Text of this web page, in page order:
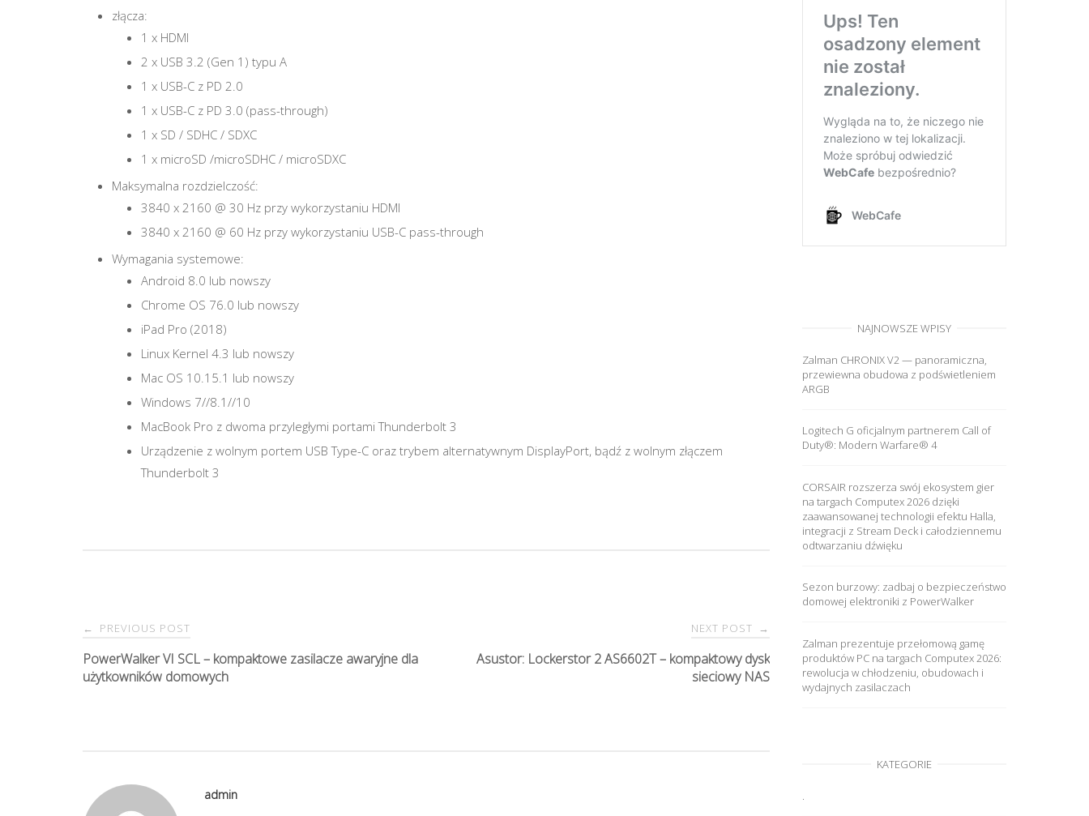
złącza:
1 x HDMI
2 x USB 3.2 (Gen 1) typu A
1 x USB-C z PD 2.0
1 x USB-C z PD 3.0 (pass-through)
1 x SD / SDHC / SDXC
1 x microSD /microSDHC / microSDXC
Maksymalna rozdzielczość:
3840 x 2160 @ 30 Hz przy wykorzystaniu HDMI
3840 x 2160 @ 60 Hz przy wykorzystaniu USB-C pass-through
Wymagania systemowe:
Android 8.0 lub nowszy
Chrome OS 76.0 lub nowszy
iPad Pro (2018)
Linux Kernel 4.3 lub nowszy
Mac OS 10.15.1 lub nowszy
Windows 7//8.1//10
MacBook Pro z dwoma przyległymi portami Thunderbolt 3
Urządzenie z wolnym portem USB Type-C oraz trybem alternatywnym DisplayPort, bądź z wolnym złączem
Thunderbolt 3
P
o
← PREVIOUS POST
PowerWalker VI SCL – kompaktowe zasilacze awaryjne dla
użytkowników domowych
NEXT POST →
Asustor: Lockerstor 2 AS6602T – kompaktowy dysk
sieciowy NAS
admin
NAJNOWSZE WPISY
Zalman CHRONIX V2 — panoramiczna,
przewiewna obudowa z podświetleniem
ARGB
Logitech G oficjalnym partnerem Call of
Duty®: Modern Warfare® 4
CORSAIR rozszerza swój ekosystem gier
na targach Computex 2026 dzięki
zaawansowanej technologii efektu Halla,
integracji z Stream Deck i całodziennemu
odtwarzaniu dźwięku
Sezon burzowy: zadbaj o bezpieczeństwo
domowej elektroniki z PowerWalker
Zalman prezentuje przełomową gamę
produktów PC na targach Computex 2026:
rewolucja w chłodzeniu, obudowach i
wydajnych zasilaczach
KATEGORIE
.